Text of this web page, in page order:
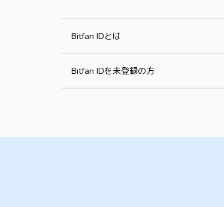
Bitfan IDとは
Bitfan IDを未登録の方